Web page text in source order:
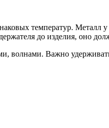
температур. Металл у
до изделия, оно
волнами. Важно